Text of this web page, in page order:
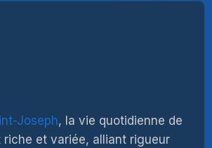
Joseph, la vie quotidienne de
riche et variée, alliant rigueur